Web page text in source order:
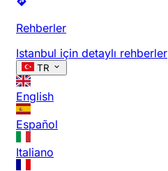
Rehberler
Istanbul için detaylı rehberler
TR
English
Español
Italiano